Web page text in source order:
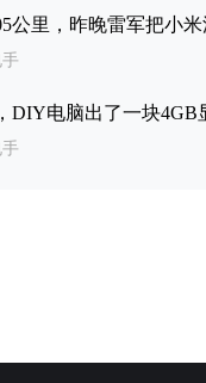
公里，昨晚雷军把小
DIY电脑出了一块4GB